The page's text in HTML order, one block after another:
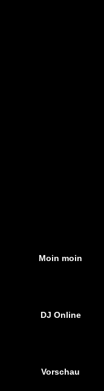
Moin moin
DJ Online
Vorschau